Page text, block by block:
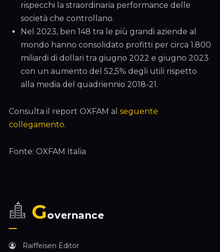
rispecchi la straordinaria performance delle
società che controllano.
Nel 2023, ben 148 tra le più grandi aziende al
mondo hanno consolidato profitti per circa 1.800
miliardi di dollari tra giugno 2022 e giugno 2023
con un aumento del 52,5% degli utili rispetto
alla media del quadriennio 2018-21.
Consulta il report OXFAM al seguente
collegamento.
Fonte: OXFAM Italia
Governance
Raiffeisen Editor